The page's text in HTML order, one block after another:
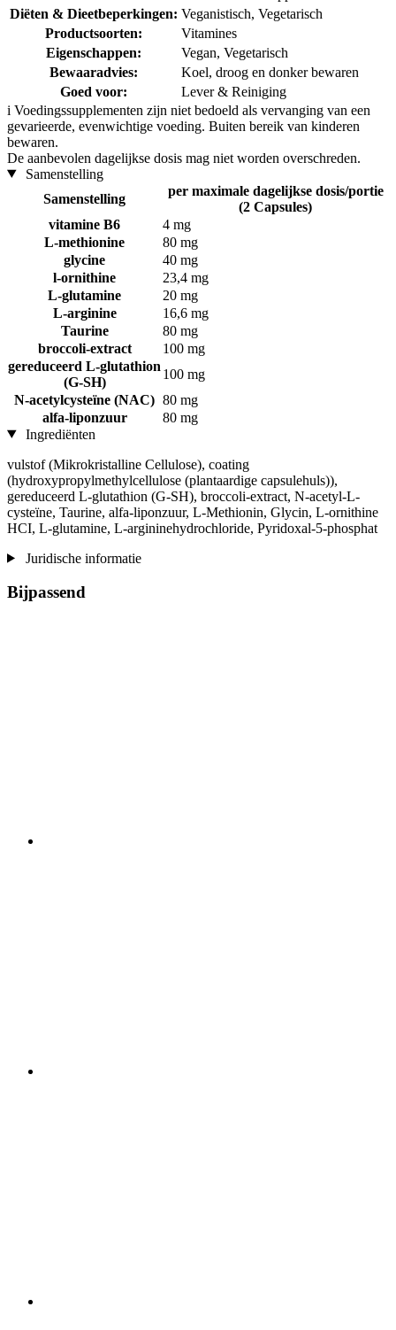
Diëten & Dieetbeperkingen: Veganistisch, Vegetarisch
Productsoorten:
Vitamines
Eigenschappen:
Vegan, Vegetarisch
Bewaaradvies:
Koel, droog en donker bewaren
Goed voor:
Lever & Reiniging
i Voedingssupplementen zijn niet bedoeld als vervanging van een
gevarieerde, evenwichtige voeding. Buiten bereik van kinderen
bewaren.
De aanbevolen dagelijkse dosis mag niet worden overschreden.
Samenstelling
Samenstelling
per maximale dagelijkse dosis/portie
(2 Capsules)
vitamine B6
4 mg
L-methionine
80 mg
glycine
40 mg
l-ornithine
23,4 mg
L-glutamine
20 mg
L-arginine
16,6 mg
Taurine
80 mg
broccoli-extract
100 mg
gereduceerd L-glutathion
(G-SH)
100 mg
N-acetylcysteïne (NAC) 80 mg
alfa-liponzuur
80 mg
Ingrediënten
vulstof (Mikrokristalline Cellulose), coating
(hydroxypropylmethylcellulose (plantaardige capsulehuls)),
gereduceerd L-glutathion (G-SH), broccoli-extract, N-acetyl-L-
cysteïne, Taurine, alfa-liponzuur, L-Methionin, Glycin, L-ornithine
HCI, L-glutamine, L-argininehydrochloride, Pyridoxal-5-phosphat
Juridische informatie
Bijpassend